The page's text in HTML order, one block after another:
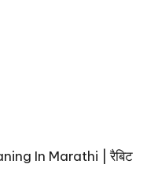
In Marathi | रैबिट